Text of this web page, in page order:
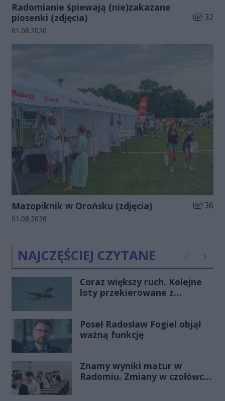
Radomianie śpiewają (nie)zakazane
piosenki (zdjęcia)
Liczba
32
Data dodania galerii:
01.08.2026
Mazopiknik w Orońsku (zdjęcia) Liczba
36
Data dodania galerii:
01.08.2026
NAJCZĘŚCIEJ CZYTANE Poprzednie
Coraz większy ruch. Kolejne
loty przekierowane z
Poseł Radosław Fogiel objął
ważną funkcję
Znamy wyniki matur w
Radomiu. Zmiany w czołówce